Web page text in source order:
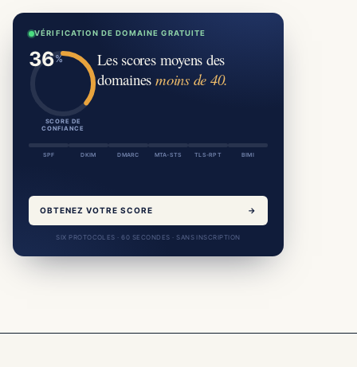
VÉRIFICATION DE DOMAINE GRATUITE
SCORE DE
CONFIANCE
Les scores moyens des
domaines moins de 40.
SPF DKIM DMARC MTA-STS TLS-RPT BIMI
OBTENEZ VOTRE SCORE →
SIX PROTOCOLES · 60 SECONDES · SANS INSCRIPTION